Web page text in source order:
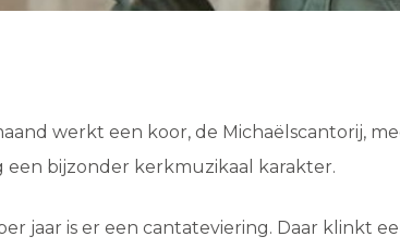
werkt een koor, de Michaëlscantorij,
een bijzonder kerkmuzikaal karakter.
jaar is er een cantateviering. Daar klinkt